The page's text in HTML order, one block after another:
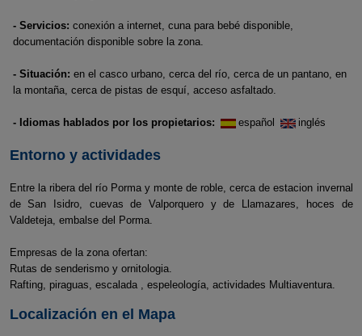
- Servicios: conexión a internet, cuna para bebé disponible,
documentación disponible sobre la zona.
- Situación: en el casco urbano, cerca del río, cerca de un pantano, en
la montaña, cerca de pistas de esquí, acceso asfaltado.
- Idiomas hablados por los propietarios: español inglés
Entorno y actividades
Entre la ribera del río Porma y monte de roble, cerca de estacion invernal
de San Isidro, cuevas de Valporquero y de Llamazares, hoces de
Valdeteja, embalse del Porma.
Empresas de la zona ofertan:
Rutas de senderismo y ornitologia.
Rafting, piraguas, escalada , espeleología, actividades Multiaventura.
Localización en el Mapa